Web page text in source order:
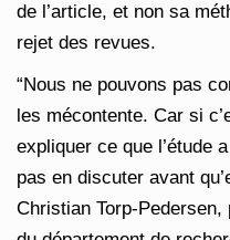
de l’article, et non sa
rejet des revues.
“Nous ne pouvons pas
les mécontente. Car si
expliquer ce que l’étude
pas en discuter avant
Christian Torp-